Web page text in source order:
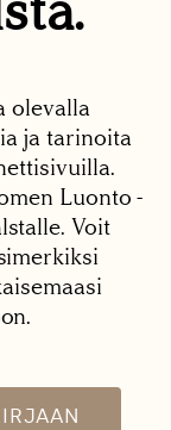
olevalla
ja tarinoita
Luonto -
Voit